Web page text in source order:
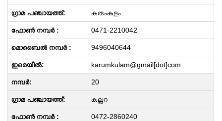
കരുംകുളം
0471-2210042
9496040644
karumkulam@gmail[dot]com
20
കല്ലറ
0472-2860240